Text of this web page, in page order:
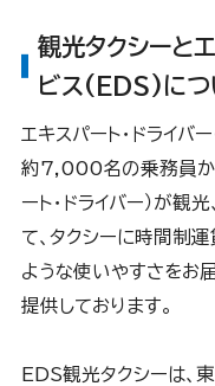
観光タクシーとエ
ビス(EDS)につ
エキスパート・ドライバ
約7,000名の乗務員か
ート・ドライバー）が観
て、タクシーに時間制
ような使いやすさをお
提供しております。
EDS観光タクシーは、